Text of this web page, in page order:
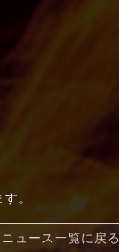
。
ニュース一覧に戻る